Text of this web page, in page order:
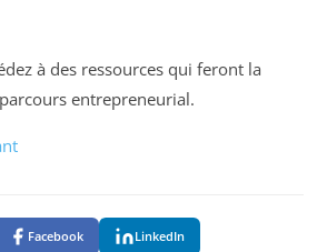
à des ressources qui feront la
entrepreneurial.
Facebook LinkedIn